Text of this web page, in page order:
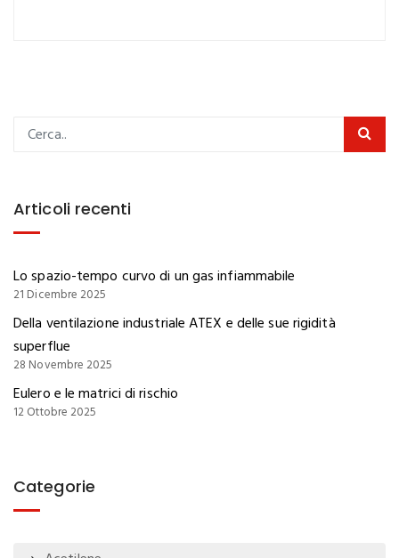
Articoli recenti
Lo spazio-tempo curvo di un gas infiammabile
21 Dicembre 2025
Della ventilazione industriale ATEX e delle sue rigidità
superflue
28 Novembre 2025
Eulero e le matrici di rischio
12 Ottobre 2025
Categorie